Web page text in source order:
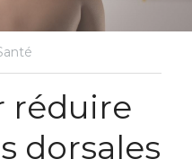
réduire
dorsales